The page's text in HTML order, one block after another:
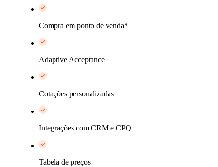
Compra em ponto de venda*
Adaptive Acceptance
Cotações personalizadas
Integrações com CRM e CPQ
Tabela de preços